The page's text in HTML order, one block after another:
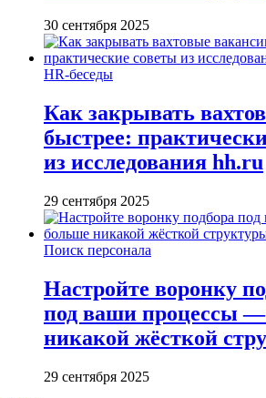
30 сентября 2025
HR-беседы
Как закрывать
быстрее:
из исследования hh.ru
29 сентября 2025
Поиск персонала
Настройте воронку
под ваши процессы
никакой жёсткой
29 сентября 2025